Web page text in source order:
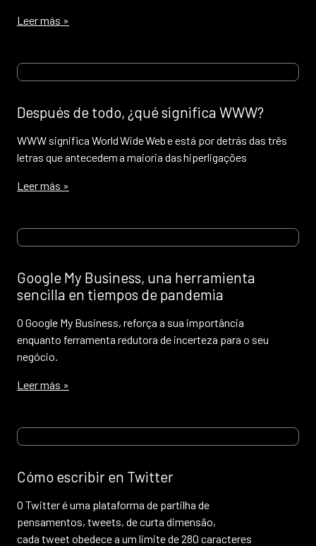
Leer más »
Después de todo, ¿qué significa WWW?
WWW significa World Wide Web e está por detrás das três
letras que antecedem a maioria das hiperligações
Leer más »
Google My Business, una herramienta
sencilla en tiempos de pandemia
O Google My Business, reforça a sua importância
enquanto ferramenta redutora de incerteza para o seu
negócio.
Leer más »
Cómo escribir en Twitter
O Twitter é uma plataforma de partilha de
pensamentos, tweets, de curta dimensão,
cada tweet obedece a um limite de 280 caracteres